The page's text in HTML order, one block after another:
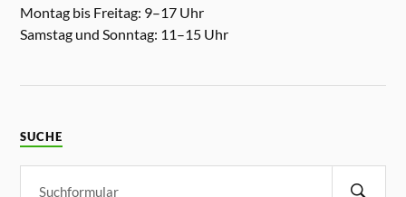
Montag bis Freitag: 9–17 Uhr
Samstag und Sonntag: 11–15 Uhr
SUCHE